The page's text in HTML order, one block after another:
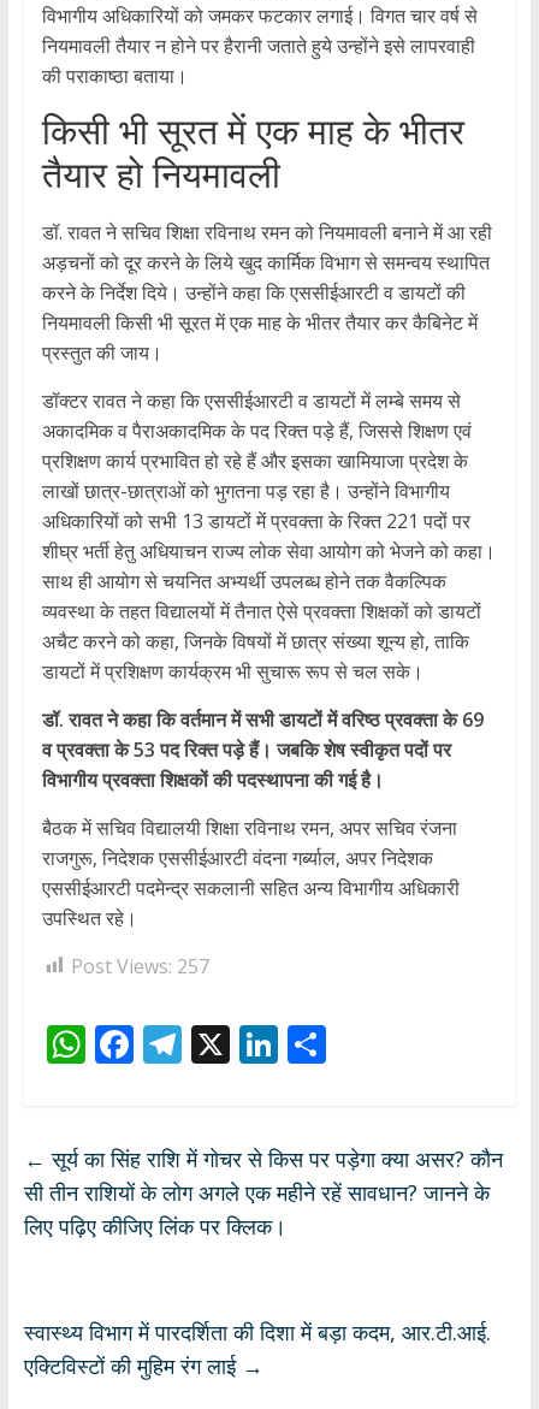
विभागीय अधिकारियों को जमकर फटकार लगाई। विगत चार वर्ष से
नियमावली तैयार न होने पर हैरानी जताते हुये उन्होंने इसे लापरवाही
की पराकाष्ठा बताया।
किसी भी सूरत में एक माह के भीतर
तैयार हो नियमावली
डॉ. रावत ने सचिव शिक्षा रविनाथ रमन को नियमावली बनाने में आ रही
अड़चनों को दूर करने के लिये खुद कार्मिक विभाग से समन्वय स्थापित
करने के निर्देश दिये। उन्होंने कहा कि एससीईआरटी व डायटों की
नियमावली किसी भी सूरत में एक माह के भीतर तैयार कर कैबिनेट में
प्रस्तुत की जाय।
डॉक्टर रावत ने कहा कि एससीईआरटी व डायटों में लम्बे समय से
अकादमिक व पैराअकादमिक के पद रिक्त पड़े हैं, जिससे शिक्षण एवं
प्रशिक्षण कार्य प्रभावित हो रहे हैं और इसका खामियाजा प्रदेश के
लाखों छात्र-छात्राओं को भुगतना पड़ रहा है। उन्होंने विभागीय
अधिकारियों को सभी 13 डायटों में प्रवक्ता के रिक्त 221 पदों पर
शीघ्र भर्ती हेतु अधियाचन राज्य लोक सेवा आयोग को भेजने को कहा।
साथ ही आयोग से चयनित अभ्यर्थी उपलब्ध होने तक वैकल्पिक
व्यवस्था के तहत विद्यालयों में तैनात ऐसे प्रवक्ता शिक्षकों को डायटों
अचैट करने को कहा, जिनके विषयों में छात्र संख्या शून्य हो, ताकि
डायटों में प्रशिक्षण कार्यक्रम भी सुचारू रूप से चल सके।
डॉ. रावत ने कहा कि वर्तमान में सभी डायटों में वरिष्ठ प्रवक्ता के 69
व प्रवक्ता के 53 पद रिक्त पड़े हैं। जबकि शेष स्वीकृत पदों पर
विभागीय प्रवक्ता शिक्षकों की पदस्थापना की गई है।
बैठक में सचिव विद्यालयी शिक्षा रविनाथ रमन, अपर सचिव रंजना
राजगुरू, निदेशक एससीईआरटी वंदना गर्ब्याल, अपर निदेशक
एससीईआरटी पदमेन्द्र सकलानी सहित अन्य विभागीय अधिकारी
उपस्थित रहे।
Post Views: 257
W
s
A
p
F
b
o
o
T
gr
a
m
X Li
e
dI
n
S
e
← सूर्य का सिंह राशि में गोचर से किस पर पड़ेगा क्या असर? कौन
सी तीन राशियों के लोग अगले एक महीने रहें सावधान? जानने के
लिए पढ़िए कीजिए लिंक पर क्लिक।
स्वास्थ्य विभाग में पारदर्शिता की दिशा में बड़ा कदम, आर.टी.आई.
एक्टिविस्टों की मुहिम रंग लाई →